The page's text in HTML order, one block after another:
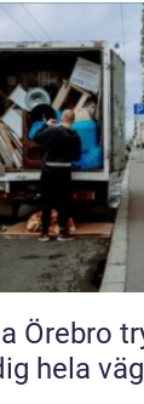
trygg flytt
hela